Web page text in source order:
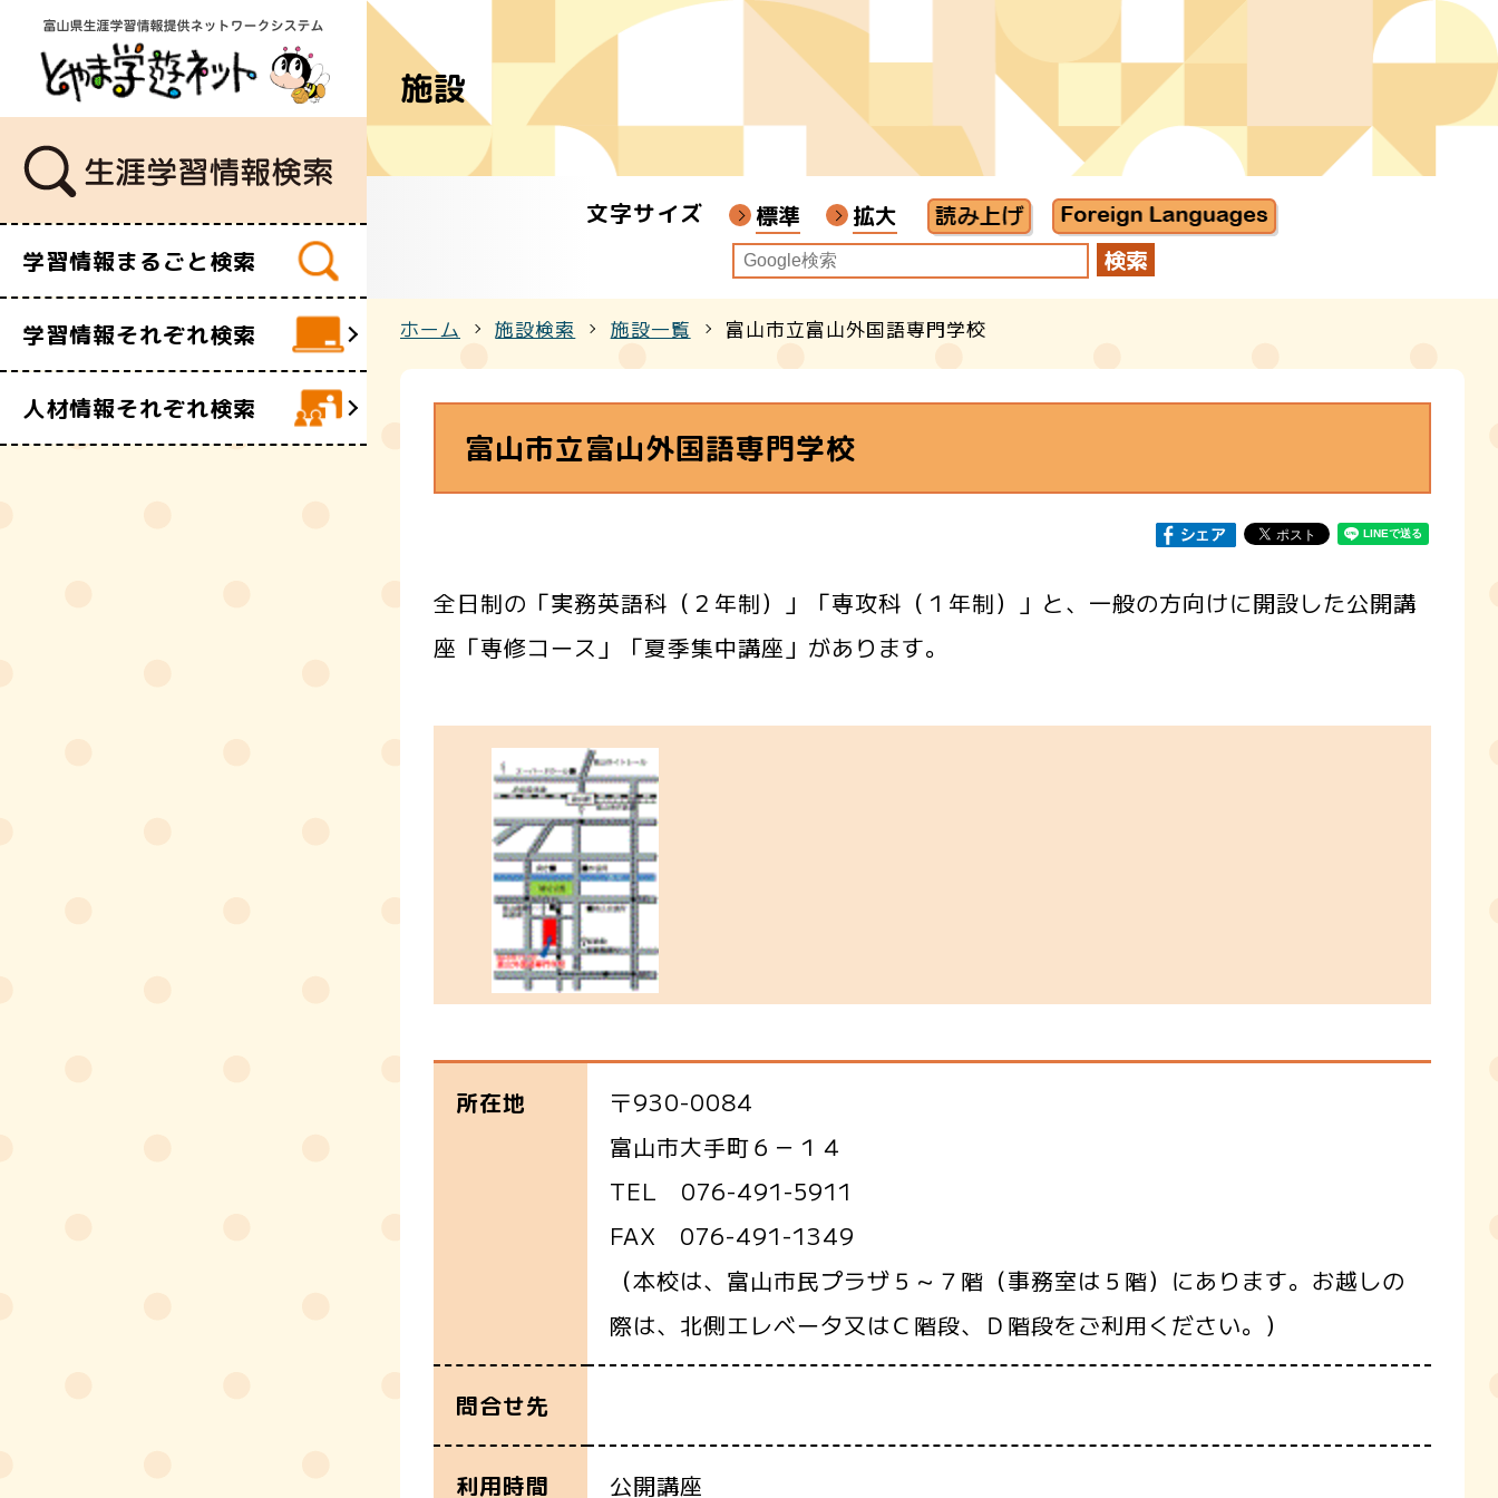
学習情報まるごと検索
学習情報それぞれ検索
学習講座
人材情報それぞれ検索
講師・指導者
ボランティア
施設
文字サイズ 標準 拡大
ホーム 施設検索 施設一覧 富山市立富山外国語専門学校
富山市立富山外国語専門学校
全日制の「実務英語科（２年制）」「専攻科（１年制）」と、一般の方向けに開設した公開講
座「専修コース」「夏季集中講座」があります。
所在地
〒930-0084
富山市大手町６－１４
TEL 076-491-5911
FAX 076-491-1349
（本校は、富山市民プラザ５～７階（事務室は５階）にあります。お越しの
際は、北側エレベータ又はＣ階段、Ｄ階段をご利用ください。）
問合せ先
利用時間 公開講座